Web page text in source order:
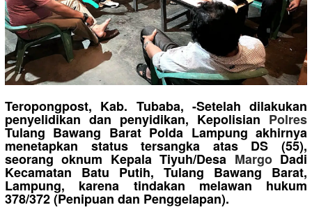
Teropongpost, Kab. Tubaba, -Setelah dilakukan
penyelidikan dan penyidikan, Kepolisian Polres
Tulang Bawang Barat Polda Lampung akhirnya
menetapkan status tersangka atas DS (55),
seorang oknum Kepala Tiyuh/Desa MargoDadi
Kecamatan Batu Putih, Tulang Bawang Barat,
Lampung, karena tindakan melawan hukum
378/372 (Penipuan dan Penggelapan).